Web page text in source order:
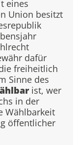
eines
Union besitzt
dafür
freiheitlich
Sinne des
ist, wer
in der
Wählbarkeit
öffentlicher